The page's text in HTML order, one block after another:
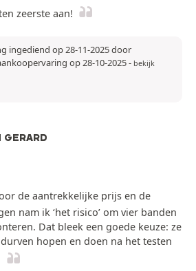
zeerste aan!
ingediend op 28-11-2025 door
op 28-10-2025- bekijk
GERARD
de aantrekkelijke prijs en de
nam ik ‘het risico’ om vier banden
Dat bleek een goede keuze: ze
hopen en doen na het testen